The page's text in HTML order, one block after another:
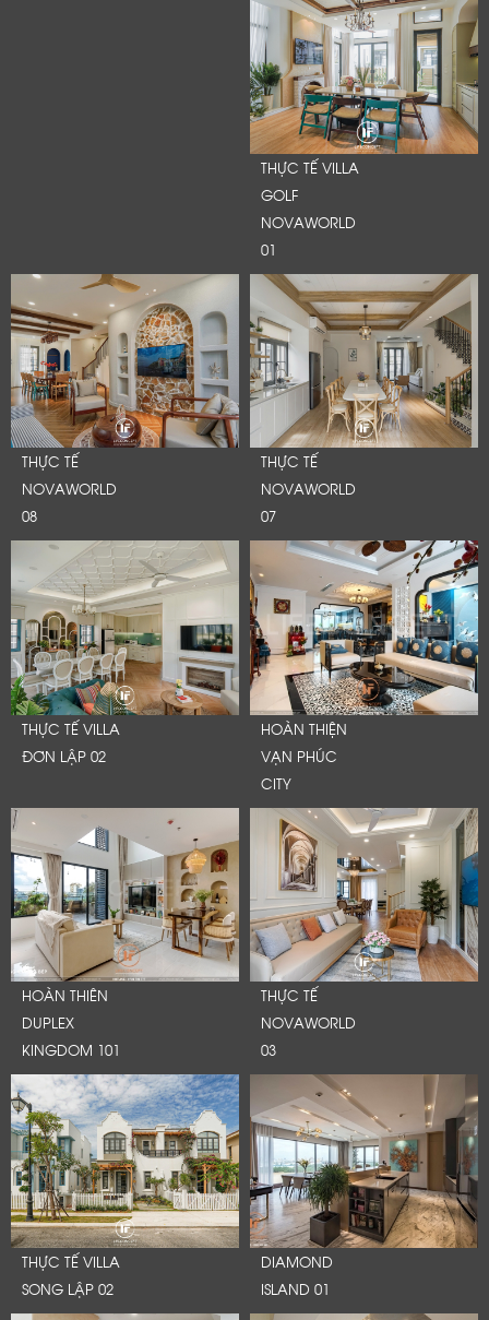
THỰC TẾ VILLA
GOLF
NOVAWORLD
01
THỰC TẾ
NOVAWORLD
08
THỰC TẾ
NOVAWORLD
07
THỰC TẾ VILLA
ĐƠN LẬP 02
HOÀN THIỆN
VẠN PHÚC
CITY
HOÀN THIÊN
DUPLEX
KINGDOM 101
THỰC TẾ
NOVAWORLD
03
THỰC TẾ VILLA
SONG LẬP 02
DIAMOND
ISLAND 01